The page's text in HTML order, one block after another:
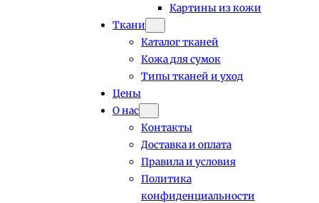
Картины из кожи
Ткани
Каталог тканей
Кожа для сумок
Типы тканей и уход
Цены
О нас
Контакты
Доставка и оплата
Правила и условия
Политика
конфиденциальности